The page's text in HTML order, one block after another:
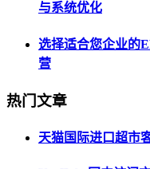
与系统优化
选择适合您企业的
营
热门文章
天猫国际进口超市